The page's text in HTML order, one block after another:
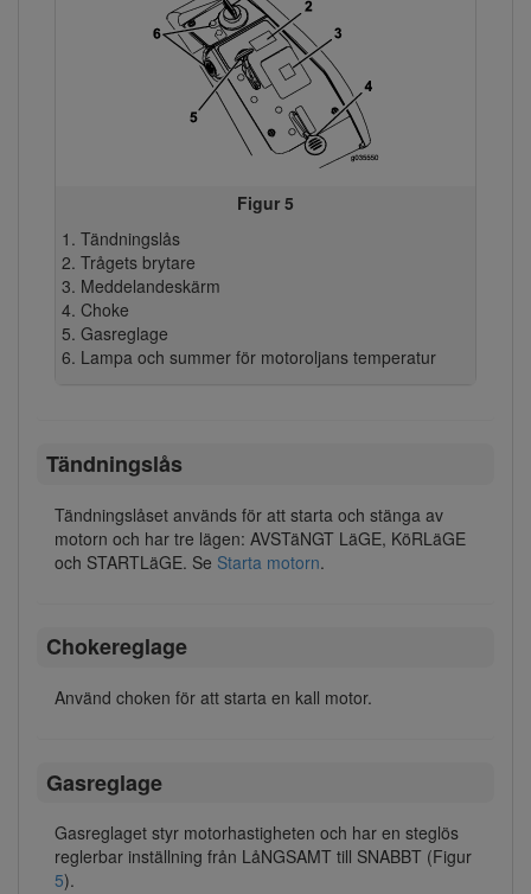
Figur 5
Tändningslås
Trågets brytare
Meddelandeskärm
Choke
Gasreglage
Lampa och summer för motoroljans temperatur
Tändningslås
Tändningslåset används för att starta och stänga av
motorn och har tre lägen: AVSTäNGT LäGE, KöRLäGE
och STARTLäGE. Se Starta motorn.
Chokereglage
Använd choken för att starta en kall motor.
Gasreglage
Gasreglaget styr motorhastigheten och har en steglös
reglerbar inställning från LåNGSAMT till SNABBT (Figur
5).